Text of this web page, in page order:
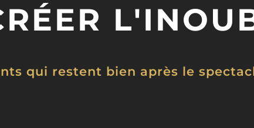
qui restent bien après le